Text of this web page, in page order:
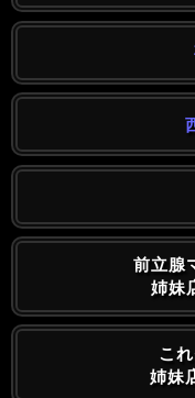
前立腺
姉妹
こ
姉妹